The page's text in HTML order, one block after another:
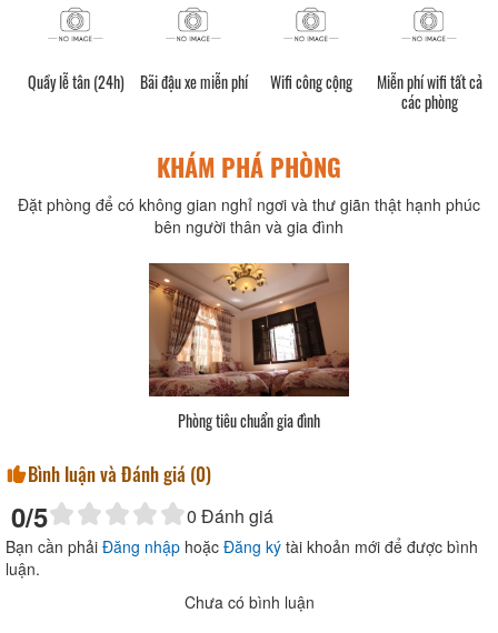
Quầy lễ tân (24h) Bãi đậu xe miễn phí Wifi công cộng
Miễn phí wifi tất cả
các phòng
KHÁM PHÁ PHÒNG
Đặt phòng để có không gian nghỉ ngơi và thư giãn thật hạnh phúc
bên người thân và gia đình
Bình luận và Đánh giá (0)
0/5 0 Đánh giá
Bạn cần phải Đăng nhập hoặc Đăng ký tài khoản mới để được bình
luận.
Chưa có bình luận